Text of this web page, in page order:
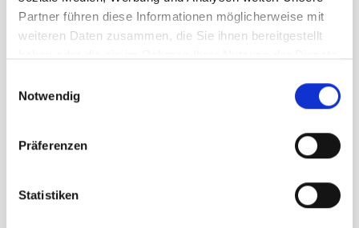
Partner führen diese Informationen möglicherweise mit
weiteren Daten zusammen, die Sie ihnen bereitgestellt
Notwendig
Präferenzen
Statistiken
Gemeindefahne Chur
und Wappen exakt den offiziellen
Gemeindefahnen